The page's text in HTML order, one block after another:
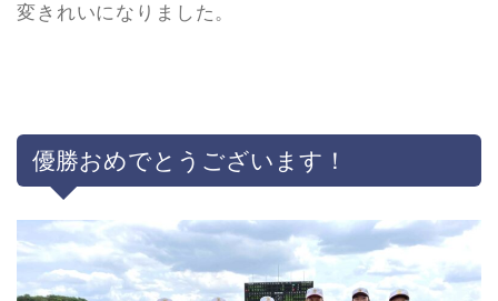
変きれいになりました。
優勝おめでとうございます！